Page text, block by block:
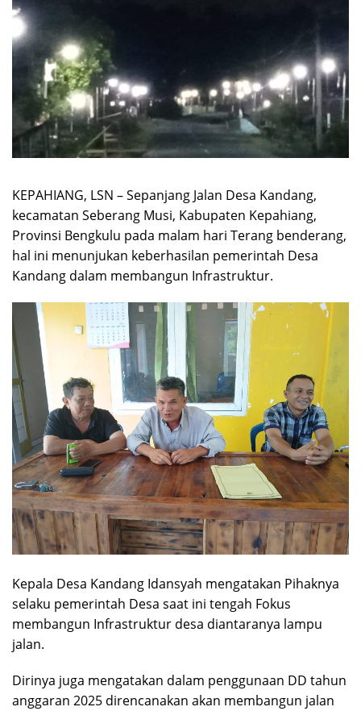
KEPAHIANG, LSN – Sepanjang Jalan Desa Kandang,
kecamatan Seberang Musi, Kabupaten Kepahiang,
Provinsi Bengkulu pada malam hari Terang benderang,
hal ini menunjukan keberhasilan pemerintah Desa
Kandang dalam membangun Infrastruktur.
Kepala Desa Kandang Idansyah mengatakan Pihaknya
selaku pemerintah Desa saat ini tengah Fokus
membangun Infrastruktur desa diantaranya lampu
jalan.
Dirinya juga mengatakan dalam penggunaan DD tahun
anggaran 2025 direncanakan akan membangun jalan